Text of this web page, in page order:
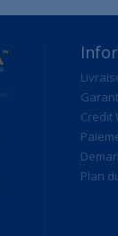
Credit
Plan